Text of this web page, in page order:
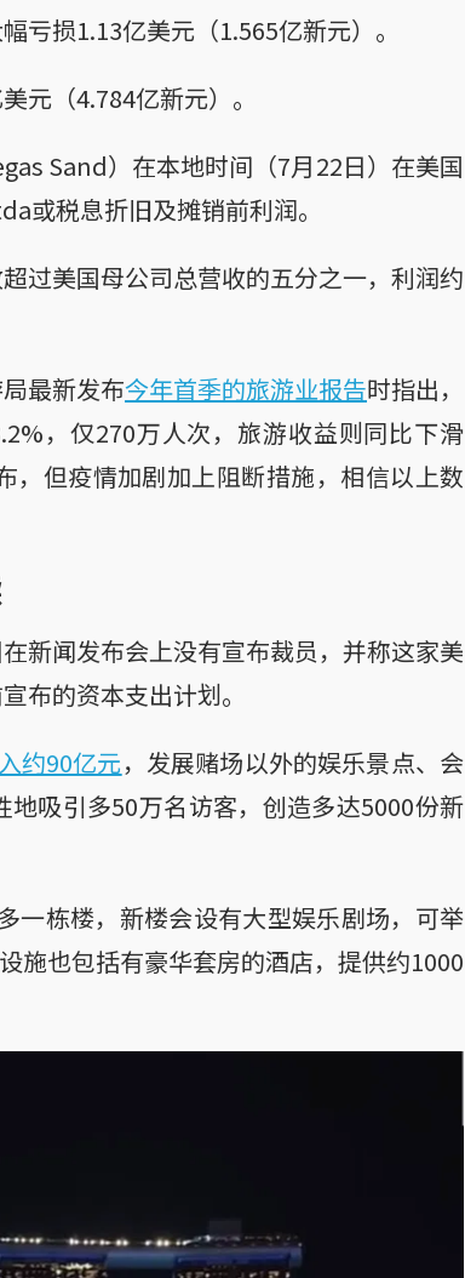
亏损1.13亿美元（1.565亿新元）。
元（4.784亿新元）。
Sand）在本地时间（7月22日）在美国
或税息折旧及摊销前利润。
过美国母公司总营收的五分之一，利润约
最新发布今年首季的旅游业报告时指出，
，仅270万人次，旅游收益则同比下滑
，但疫情加剧加上阻断措施，相信以上数
新闻发布会上没有宣布裁员，并称这家美
布的资本支出计划。
约90亿元，发展赌场以外的娱乐景点、会
吸引多50万名访客，创造多达5000份新
一栋楼，新楼会设有大型娱乐剧场，可举
施也包括有豪华套房的酒店，提供约1000